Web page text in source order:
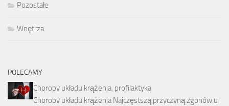
Pozostałe
Wnętrza
POLECAMY
Choroby układu krążenia, profilaktyka
Choroby układu krążenia Najczęstszą przyczyną zgonów u